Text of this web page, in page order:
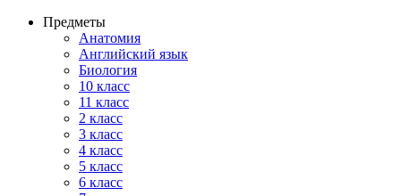
Предметы
Анатомия
Английский язык
Биология
10 класс
11 класс
2 класс
3 класс
4 класс
5 класс
6 класс